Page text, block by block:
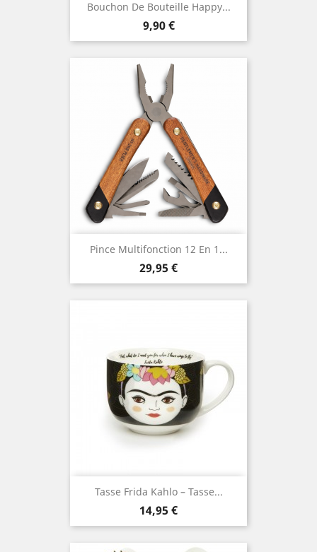
Bouchon De Bouteille Happy...
Prix
9,90 €
Pince Multifonction 12 En 1...
Prix
29,95 €
Tasse Frida Kahlo – Tasse...
Prix
14,95 €